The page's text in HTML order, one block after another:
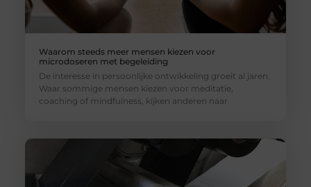
Waarom steeds meer mensen kiezen voor
microdoseren met begeleiding
De interesse in persoonlijke ontwikkeling groeit al jaren.
Waar sommige mensen kiezen voor meditatie,
coaching of mindfulness, kijken anderen naar